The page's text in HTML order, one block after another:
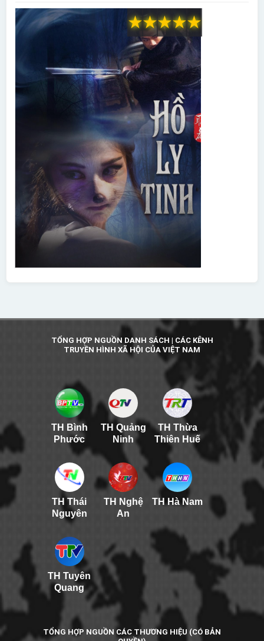
★
★
★
★
★
TỔNG HỢP NGUỒN DANH SÁCH | CÁC KÊNH
TRUYỀN HÌNH XÃ HỘI CỦA VIỆT NAM
TH Bình
Phước
TH Quảng
Ninh
TH Thừa
Thiên Huế
TH Thái
Nguyên
TH Nghệ
An
TH Hà Nam
TH Tuyên
Quang
TỔNG HỢP NGUỒN CÁC THƯƠNG HIỆU (CÓ BẢN